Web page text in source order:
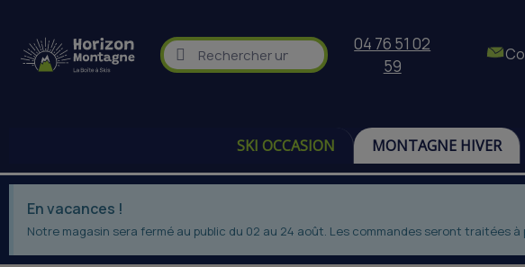
04 76 51 02
59
SKI OCCASION MONTAGNE HIVER
En vacances !
Notre magasin sera fermé au public du 02 au 24 août. Les commandes seront traitées à